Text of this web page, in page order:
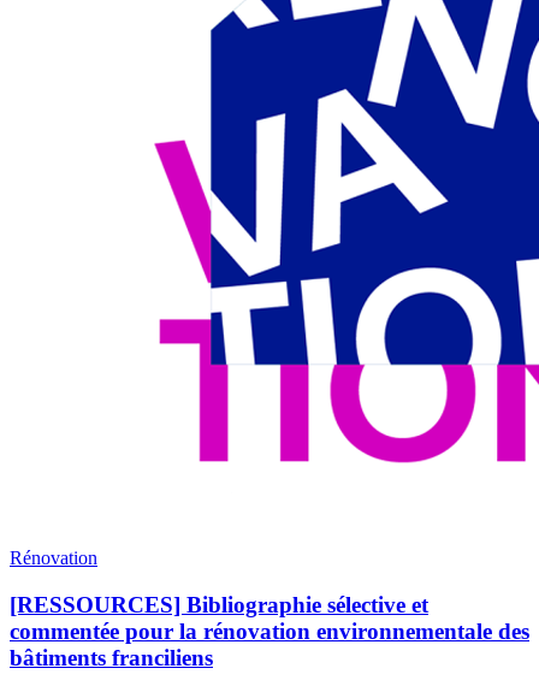
Rénovation
[RESSOURCES] Bibliographie sélective et
commentée pour la rénovation environnementale des
bâtiments franciliens